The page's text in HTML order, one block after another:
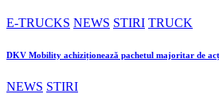
E-TRUCKS NEWS STIRI TRUCK
DKV Mobility achiziționează pachetul majoritar de
NEWS STIRI